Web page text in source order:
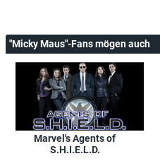
"Micky Maus"-Fans mögen auch
Marvel's Agents of
S.H.I.E.L.D.